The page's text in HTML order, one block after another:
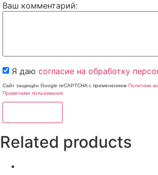
Ваш комментарий:
Я даю согласие на обработку
Сайт защищён Google reCAPTCHA с применением Политики
Правилами пользования
Related products